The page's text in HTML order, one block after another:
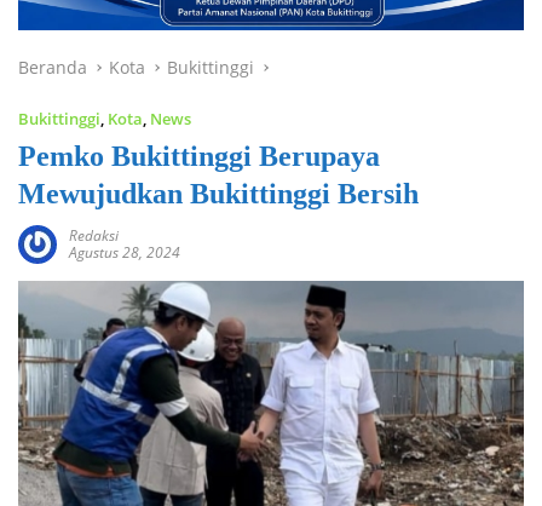
Beranda Kota Bukittinggi
Bukittinggi Kota News
Pemko Bukittinggi Berupaya
Mewujudkan Bukittinggi Bersih
Redaksi
Agustus 28, 2024